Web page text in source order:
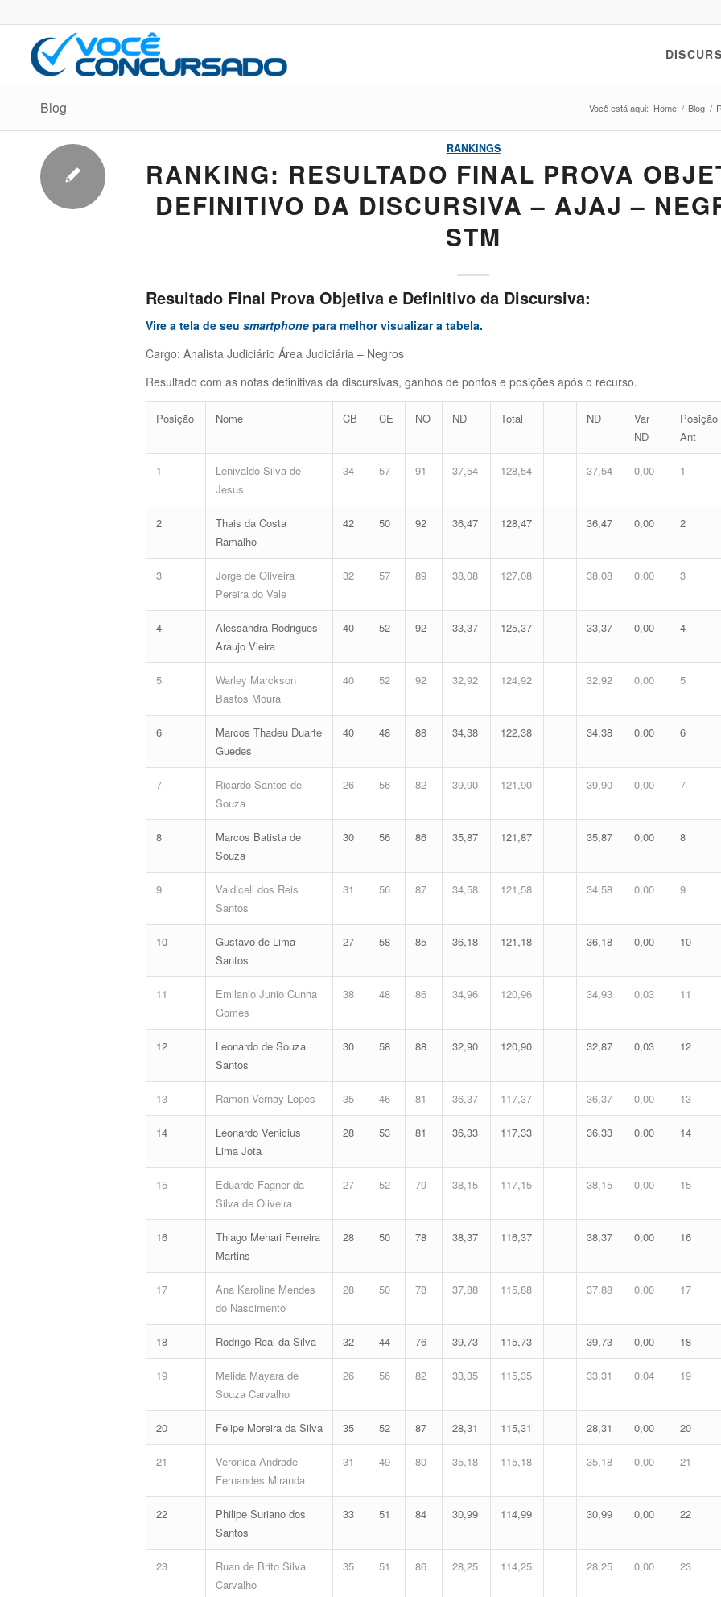
Blog Você está aqui: Home / Blog /
RANKINGS
RANKING: RESULTADO FINAL PROVA
DEFINITIVO DA DISCURSIVA – AJAJ –
STM
Resultado Final Prova Objetiva e Definitivo da Discursiva:
Vire a tela de seu smartphone para melhor visualizar a tabela.
Cargo: Analista Judiciário Área Judiciária – Negros
Resultado com as notas definitivas da discursivas, ganhos de pontos e posições após o recurso.
Posição Nome CB CE NO ND Total ND
Var
ND
Posição
Ant
1
Lenivaldo Silva de
Jesus
34 57 91 37,54 128,54 37,54 0,00 1
2
Thais da Costa
Ramalho
42 50 92 36,47 128,47 36,47 0,00 2
3
Jorge de Oliveira
Pereira do Vale
32 57 89 38,08 127,08 38,08 0,00 3
4
Alessandra Rodrigues
Araujo Vieira
40 52 92 33,37 125,37 33,37 0,00 4
5
Warley Marckson
Bastos Moura
40 52 92 32,92 124,92 32,92 0,00 5
6
Marcos Thadeu Duarte
Guedes
40 48 88 34,38 122,38 34,38 0,00 6
7
Ricardo Santos de
Souza
26 56 82 39,90 121,90 39,90 0,00 7
8
Marcos Batista de
Souza
30 56 86 35,87 121,87 35,87 0,00 8
9
Valdiceli dos Reis
Santos
31 56 87 34,58 121,58 34,58 0,00 9
10
Gustavo de Lima
Santos
27 58 85 36,18 121,18 36,18 0,00 10
11
Emilanio Junio Cunha
Gomes
38 48 86 34,96 120,96 34,93 0,03 11
12
Leonardo de Souza
Santos
30 58 88 32,90 120,90 32,87 0,03 12
13 Ramon Vernay Lopes 35 46 81 36,37 117,37 36,37 0,00 13
14
Leonardo Venicius
Lima Jota
28 53 81 36,33 117,33 36,33 0,00 14
15
Eduardo Fagner da
Silva de Oliveira
27 52 79 38,15 117,15 38,15 0,00 15
16
Thiago Mehari Ferreira
Martins
28 50 78 38,37 116,37 38,37 0,00 16
17
Ana Karoline Mendes
do Nascimento
28 50 78 37,88 115,88 37,88 0,00 17
18 Rodrigo Real da Silva 32 44 76 39,73 115,73 39,73 0,00 18
19
Melida Mayara de
Souza Carvalho
26 56 82 33,35 115,35 33,31 0,04 19
20 Felipe Moreira da Silva 35 52 87 28,31 115,31 28,31 0,00 20
21
Veronica Andrade
Fernandes Miranda
31 49 80 35,18 115,18 35,18 0,00 21
22
Philipe Suriano dos
Santos
33 51 84 30,99 114,99 30,99 0,00 22
23
Ruan de Brito Silva
Carvalho
35 51 86 28,25 114,25 28,25 0,00 23